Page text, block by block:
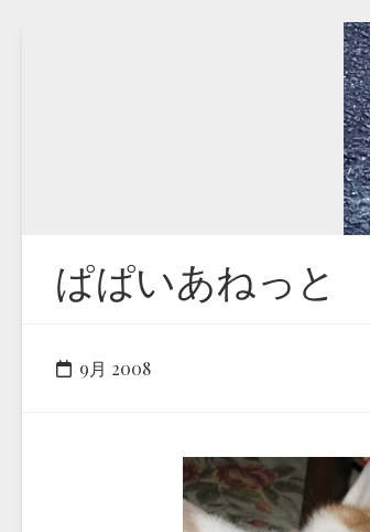
ぱぱいあねっと
9月 2008